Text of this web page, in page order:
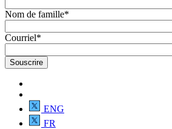
Nom de famille*
Courriel*
ENG
FR